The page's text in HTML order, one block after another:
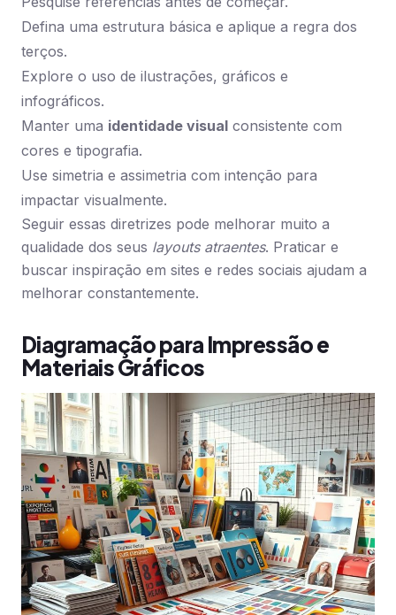
Defina uma estrutura básica e aplique a regra dos
terços.
Explore o uso de ilustrações, gráficos e
infográficos.
Manter uma identidade visual consistente com
cores e tipografia.
Use simetria e assimetria com intenção para
impactar visualmente.
Seguir essas diretrizes pode melhorar muito a
qualidade dos seus layouts atraentes. Praticar e
buscar inspiração em sites e redes sociais ajudam a
melhorar constantemente.
Diagramação para Impressão e
Materiais Gráficos